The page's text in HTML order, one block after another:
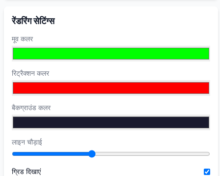
रेंडरिंग सेटिंग्स
मूव कलर
रिट्रैक्शन कलर
बैकग्राउंड कलर
लाइन चौड़ाई
ग्रिड दिखाएं